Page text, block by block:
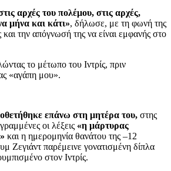
αρχές του πολέμου, στις αρχές,
μήνα και κάτι», δήλωσε, με τη φωνή της
την απόγνωσή της να είναι εμφανής στο
το μέτωπο του Ιντρίς, πριν
«αγάπη μου».
επάνω στη μητέρα του, στης
οι λέξεις «η μάρτυρας
και η ημερομηνία θανάτου της –12
Ζεγιάντ παρέμεινε γονατισμένη δίπλα
στον Ιντρίς.